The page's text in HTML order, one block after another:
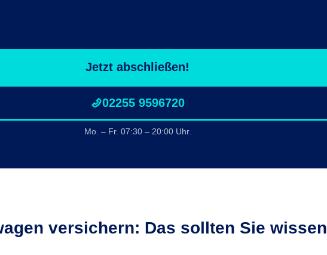
Jetzt abschließen!
02255 9596720
Mo. – Fr. 07:30 – 20:00 Uhr.
versichern: Das sollten Sie wissen